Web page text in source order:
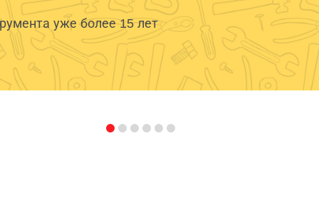
уже более 15 лет